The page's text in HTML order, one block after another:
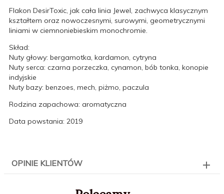
Flakon DesirToxic, jak cała linia Jewel, zachwyca klasycznym
kształtem oraz nowoczesnymi, surowymi, geometrycznymi
liniami w ciemnoniebieskim monochromie.
Skład:
Nuty głowy: bergamotka, kardamon, cytryna
Nuty serca: czarna porzeczka, cynamon, bób tonka, konopie
indyjskie
Nuty bazy: benzoes, mech, piżmo, paczula
Rodzina zapachowa: aromatyczna
Data powstania: 2019
OPINIE KLIENTÓW